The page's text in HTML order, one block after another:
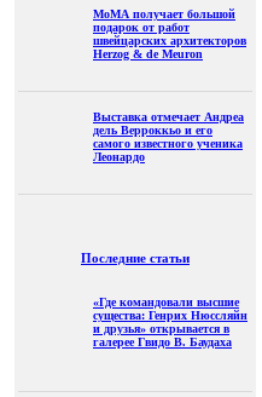
МоМА получает большой
подарок от работ
швейцарских архитекторов
Herzog & de Meuron
Выставка отмечает Андреа
дель Верроккьо и его
самого известного ученика
Леонардо
Последние статьи
«Где командовали высшие
существа: Генрих Нюссляйн
и друзья» открывается в
галерее Гвидо В. Баудаха